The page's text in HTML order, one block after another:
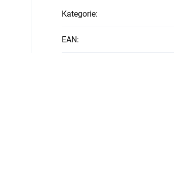
Kategorie:
EAN: